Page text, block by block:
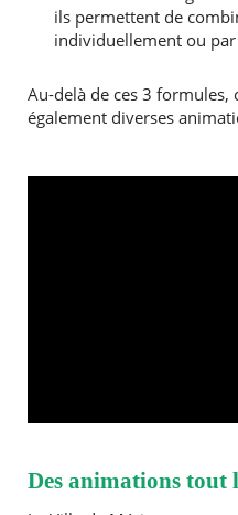
ils permettent de
individuellement ou
Au-delà de ces 3 formules,
également diverses
Des animations tout